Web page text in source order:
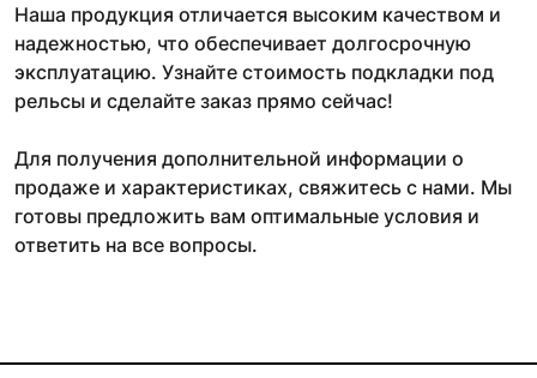
Наша продукция отличается высоким качеством и
надежностью, что обеспечивает долгосрочную
эксплуатацию. Узнайте стоимость подкладки под
рельсы и сделайте заказ прямо сейчас!
Для получения дополнительной информации о
продаже и характеристиках, свяжитесь с нами. Мы
готовы предложить вам оптимальные условия и
ответить на все вопросы.